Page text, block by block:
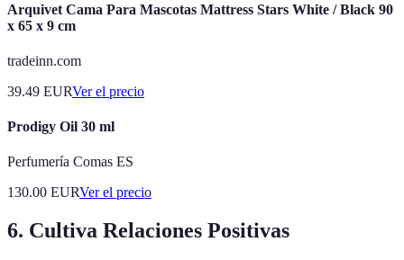
Arquivet Cama Para Mascotas Mattress Stars White / Black 90
x 65 x 9 cm
tradeinn.com
39.49 EURVer el precio
Prodigy Oil 30 ml
Perfumería Comas ES
130.00 EURVer el precio
6. Cultiva Relaciones Positivas